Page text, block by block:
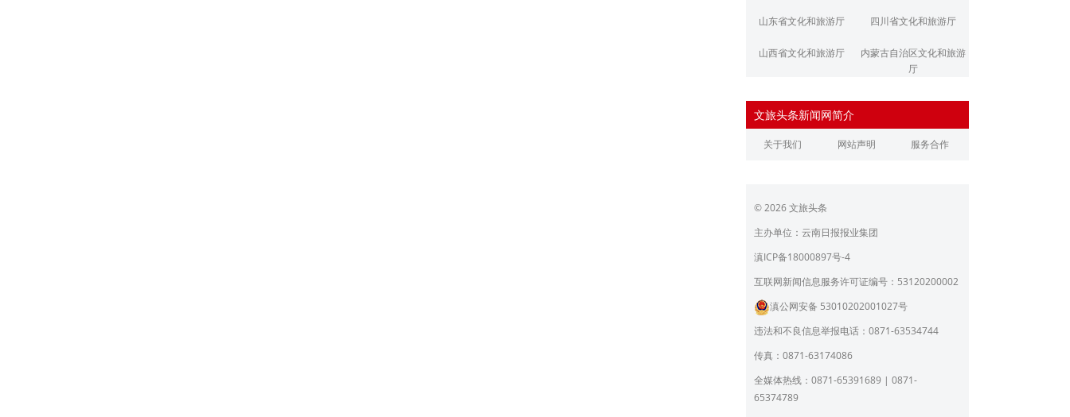
山东省文化和旅游厅 四川省文化和旅游厅
山西省文化和旅游厅
内蒙古自治区文化和旅游
厅
浙江省文化和旅游厅
江西省文化和旅游厅 河南省文化和旅游厅
广东省文化和旅游厅
育厅
陕西省文化和旅游厅 甘肃省文化和旅游厅
青海省文化和旅游厅
宁夏回族自治区文化和旅
北京市文旅局
上海市文化和旅游局
员会
文旅头条新闻网简介
关于我们 网站声明 服务合作
© 2026 文旅头条
主办单位：云南日报报业集团
滇ICP备18000897号-4
互联网新闻信息服务许可证编号：53120200002
滇公网安备 53010202001027号
违法和不良信息举报电话：0871-63534744
传真：0871-63174086
全媒体热线：0871-65391689 | 0871-
65374789